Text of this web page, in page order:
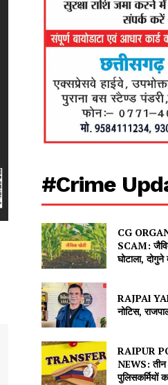
#Crime
CG
SCAM:
घोटाला,
RAJPAl
नोटिस,
RAIPUR
NEWS:
पुलिसकर्मियों